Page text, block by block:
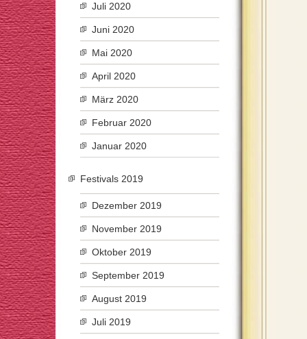
Juli 2020
Juni 2020
Mai 2020
April 2020
März 2020
Februar 2020
Januar 2020
Festivals 2019
Dezember 2019
November 2019
Oktober 2019
September 2019
August 2019
Juli 2019